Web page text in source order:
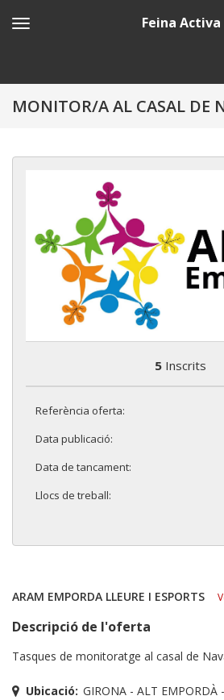
Feina Activa
MONITOR/A AL CASAL DE
5 Inscrits
Referència oferta:
Data publicació:
Data de tancament:
Llocs de treball:
ARAM EMPORDA LLEURE I ESPORTS
Descripció de l'oferta
Tasques de monitoratge al casal de
Ubicació: GIRONA - ALT EMPORDÀ